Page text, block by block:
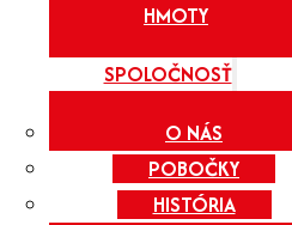
HMOTY
SPOLOČNOSŤ
O NÁS
POBOČKY
HISTÓRIA